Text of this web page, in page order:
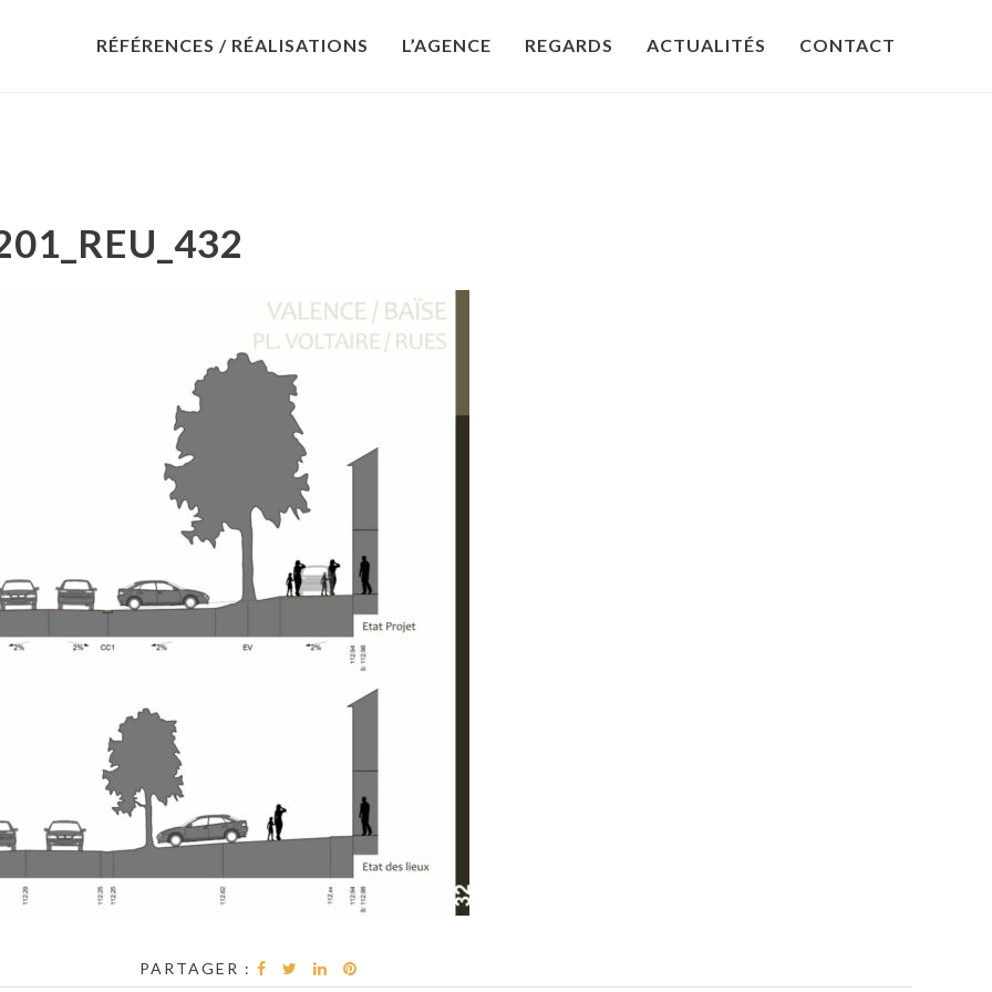
RÉFÉRENCES / RÉALISATIONS L’AGENCE REGARDS ACTUALITÉS CONTACT
PARTAGER :